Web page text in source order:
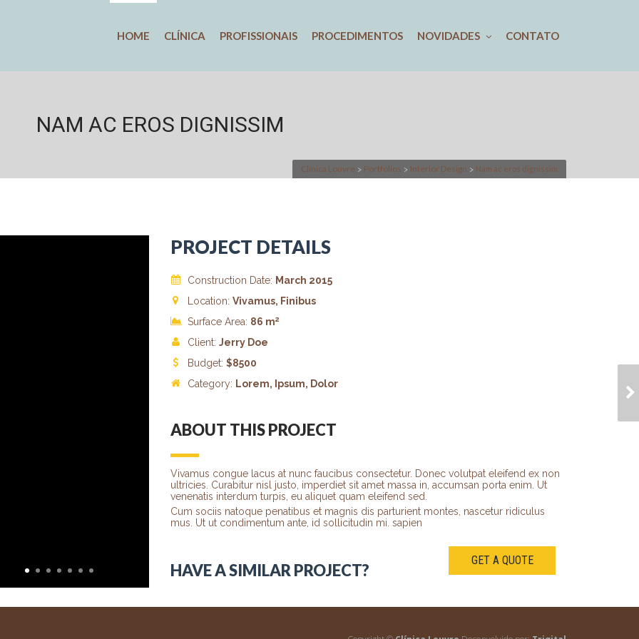
HOME CLÍNICA PROFISSIONAIS PROCEDIMENTOS NOVIDADES CONTATO
NAM AC EROS DIGNISSIM
Clínica Louvre > Portfolios > Interior Design > Nam ac eros dignissim
PROJECT DETAILS
Construction Date: March 2015
Location: Vivamus, Finibus
Surface Area: 86 m2
Client: Jerry Doe
Budget: $8500
Category: Lorem, Ipsum, Dolor
ABOUT THIS PROJECT
Vivamus congue lacus at nunc faucibus consectetur. Donec volutpat eleifend ex non
ultricies. Curabitur nisl justo, imperdiet sit amet massa in, accumsan porta enim. Ut
venenatis interdum turpis, eu aliquet quam eleifend sed.
Cum sociis natoque penatibus et magnis dis parturient montes, nascetur ridiculus
mus. Ut ut condimentum ante, id sollicitudin mi. sapien
HAVE A SIMILAR PROJECT?
GET A QUOTE